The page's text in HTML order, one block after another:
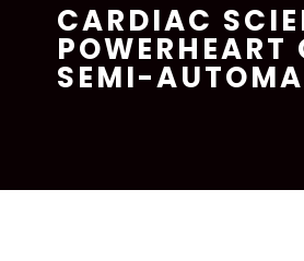
CARDIAC
POWERHEART
SEMI-